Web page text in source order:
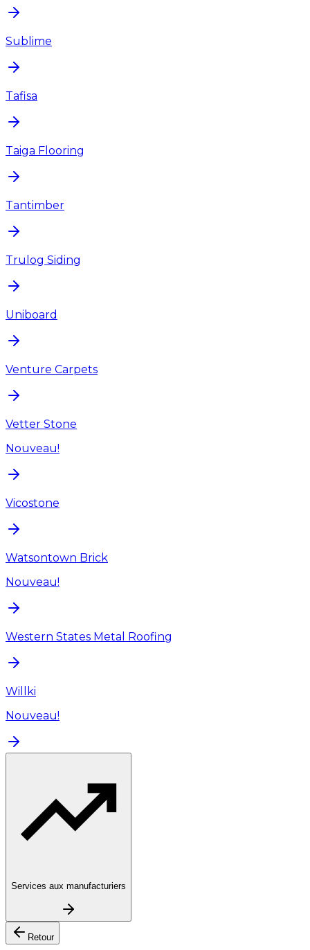
Sublime
Tafisa
Taiga Flooring
Tantimber
Trulog Siding
Uniboard
Venture Carpets
Vetter Stone
Nouveau!
Vicostone
Watsontown Brick
Nouveau!
Western States Metal Roofing
Willki
Nouveau!
Services aux manufacturiers
Retour